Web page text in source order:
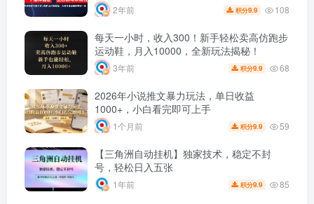
2年前 积分9.9 108
每天一小时，收入300！新手轻松卖高仿跑步
运动鞋，月入10000，全新玩法揭秘！
3年前 积分9.9 68
2026年小说推文暴力玩法，单日收益
1000+，小白看完即可上手
1个月前 积分9.9 59
【三角洲自动挂机】独家技术，稳定不封
号，轻松日入五张
1年前 积分9.9 85